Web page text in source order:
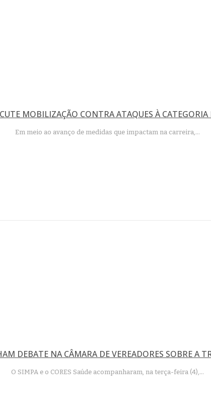
MOBILIZAÇÃO CONTRA ATAQUES À CATEGORIA
Em meio ao avanço de medidas que impactam na carreira,…
DEBATE NA CÂMARA DE VEREADORES SOBRE A
O SIMPA e o CORES Saúde acompanharam, na terça-feira (4),…